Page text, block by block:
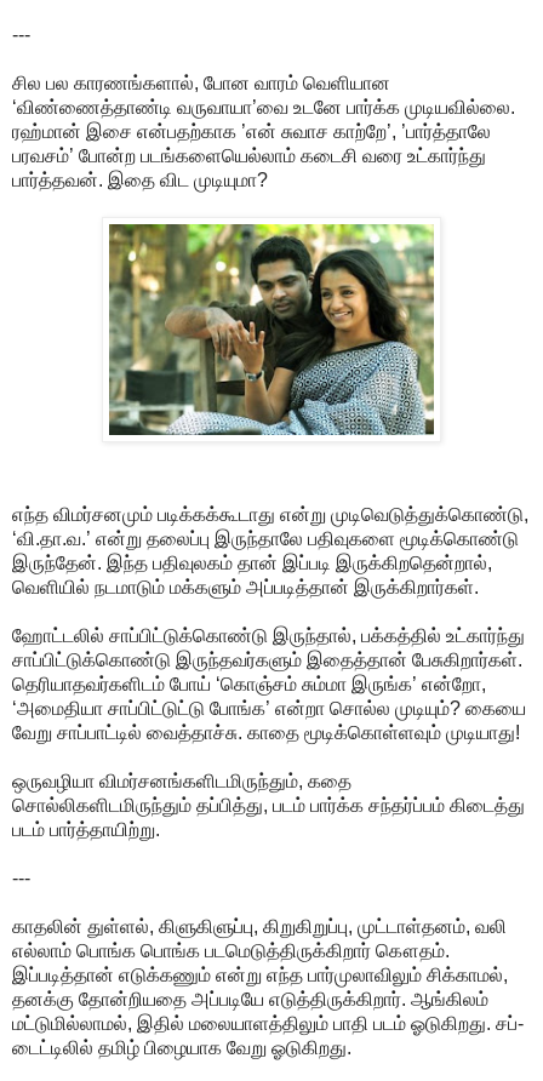
---
சில பல காரணங்களால், போன வாரம் வெளியான
‘விண்ணைத்தாண்டி வருவாயா’வை உடனே பார்க்க முடியவில்லை.
ரஹ்மான் இசை என்பதற்காக ’என் சுவாச காற்றே’, ’பார்த்தாலே
பரவசம்’ போன்ற படங்களையெல்லாம் கடைசி வரை உட்கார்ந்து
பார்த்தவன். இதை விட முடியுமா?
எந்த விமர்சனமும் படிக்கக்கூடாது என்று முடிவெடுத்துக்கொண்டு,
‘வி.தா.வ.’ என்று தலைப்பு இருந்தாலே பதிவுகளை மூடிக்கொண்டு
இருந்தேன். இந்த பதிவுலகம் தான் இப்படி இருக்கிறதென்றால்,
வெளியில் நடமாடும் மக்களும் அப்படித்தான் இருக்கிறார்கள்.
ஹோட்டலில் சாப்பிட்டுக்கொண்டு இருந்தால், பக்கத்தில் உட்கார்ந்து
சாப்பிட்டுக்கொண்டு இருந்தவர்களும் இதைத்தான் பேசுகிறார்கள்.
தெரியாதவர்களிடம் போய் ‘கொஞ்சம் சும்மா இருங்க’ என்றோ,
‘அமைதியா சாப்பிட்டுட்டு போங்க’ என்றா சொல்ல முடியும்? கையை
வேறு சாப்பாட்டில் வைத்தாச்சு. காதை மூடிக்கொள்ளவும் முடியாது!
ஒருவழியா விமர்சனங்களிடமிருந்தும், கதை
சொல்லிகளிடமிருந்தும் தப்பித்து, படம் பார்க்க சந்தர்ப்பம் கிடைத்து
படம் பார்த்தாயிற்று.
---
காதலின் துள்ளல், கிளுகிளுப்பு, கிறுகிறுப்பு, முட்டாள்தனம், வலி
எல்லாம் பொங்க பொங்க படமெடுத்திருக்கிறார் கௌதம்.
இப்படித்தான் எடுக்கணும் என்று எந்த பார்முலாவிலும் சிக்காமல்,
தனக்கு தோன்றியதை அப்படியே எடுத்திருக்கிறார். ஆங்கிலம்
மட்டுமில்லாமல், இதில் மலையாளத்திலும் பாதி படம் ஓடுகிறது. சப்-
டைட்டிலில் தமிழ் பிழையாக வேறு ஓடுகிறது.